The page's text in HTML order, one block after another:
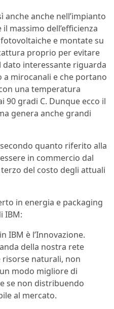
anche anche nell’impianto
massimo dell’efficienza
e montate su
proprio per evitare
interessante riguarda
mirocanali e che portano
una temperatura
90 gradi C. Dunque ecco il
genera anche grandi
quanto riferito alla
in commercio dal
del costo degli attuali
in energia e packaging
IBM:
IBM è l’Innovazione.
della nostra rete
naturali, non
modo migliore di
se non distribuendo
al mercato.